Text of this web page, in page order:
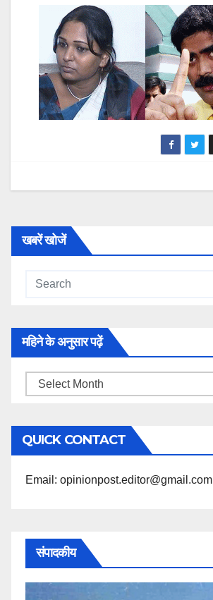
खबरें खोजें
महिने के अनुसार पढ़ें
महिने
अनुसार
पढ़ें
QUICK CONTACT
Email: opinionpost.editor@gmail.com
संपादकीय